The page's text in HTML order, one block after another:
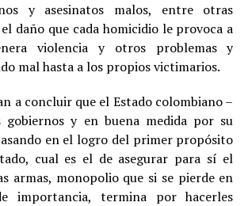
y asesinatos malos, entre otras
daño que cada homicidio le provoca a
violencia y otros problemas y
mal hasta a los propios victimarios.
a concluir que el Estado colombiano –
gobiernos y en buena medida por su
en el logro del primer propósito
cual es el de asegurar para sí el
armas, monopolio que si se pierde en
importancia, termina por hacerles